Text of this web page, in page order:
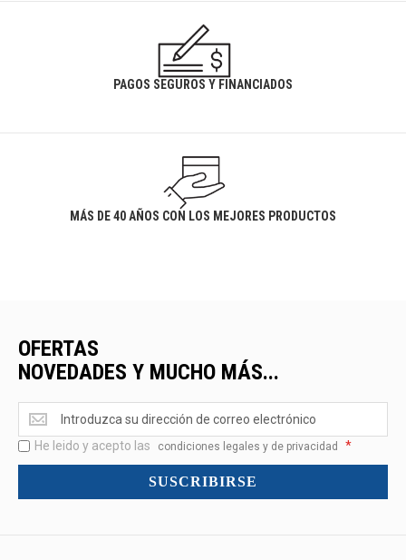
PAGOS SEGUROS Y FINANCIADOS
MÁS DE 40 AÑOS CON LOS MEJORES PRODUCTOS
OFERTAS
NOVEDADES Y MUCHO MÁS...
Ofertas
<br>Novedades
y
mucho
He leido y acepto las condiciones legales y de privacidad *
SUSCRIBIRSE